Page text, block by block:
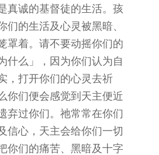
真诚的基督徒的生活。孩
们的生活及心灵被黑暗、
罩着。请不要动摇你们的
什么」，因为你们认为自
，打开你们的心灵去祈
你们便会感觉到天主便近
弃过你们。祂常常在你们
信心，天主会给你们一切
你们的痛苦、黑暗及十字